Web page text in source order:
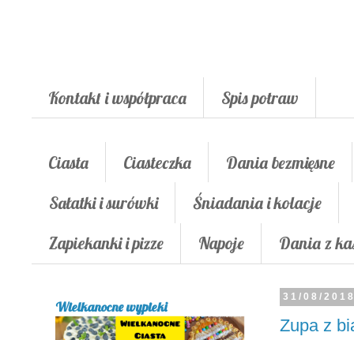
Kontakt i współpraca Spis potraw
Ciasta Ciasteczka
Dania bezmięsne
Sałatki i surówki
Śniadania i kolacje
Zapiekanki i pizze
Napoje Dania z
31/08/
Zupa z
Wielkanocne wypieki